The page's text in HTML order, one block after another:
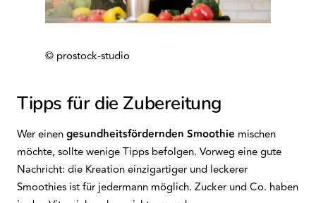
© prostock-studio
Tipps für die Zubereitung
Wer einengesundheitsfördernden Smoothie mischen
möchte, sollte wenige Tipps befolgen. Vorweg eine gute
Nachricht: die Kreation einzigartiger und leckerer
Smoothies ist für jedermann möglich. Zucker und Co. haben